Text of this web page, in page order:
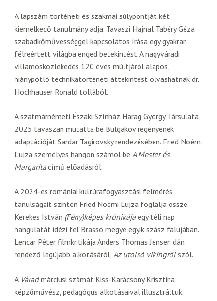
A lapszám történeti és szakmai súlypontját két
kiemelkedő tanulmány adja. Tavaszi Hajnal Tabéry Géza
szabadkőművességgel kapcsolatos írása egy gyakran
félreértett világba enged betekintést. A nagyváradi
villamosközlekedés 120 éves múltjáról alapos,
hiánypótló technikatörténeti áttekintést olvashatnak dr.
Hochhauser Ronald tollából.
A szatmárnémeti Északi Színház Harag György Társulata
2025 tavaszán mutatta be Bulgakov regényének
adaptációját Sardar Tagirovsky rendezésében. Fried Noémi
Lujza személyes hangon számol be A Mester és
Margaritacímű előadásról.
A 2024-es romániai kultúrafogyasztási felmérés
tanulságait szintén Fried Noémi Lujza foglalja össze.
Kerekes István (Fény)képes krónikájaegy téli nap
hangulatát idézi fel Brassó megye egyik szász falujában.
Lencar Péter filmkritikája Anders Thomas Jensen dán
rendező legújabb alkotásáról, Az utolsó vikingrőlszól.
A Váradmárciusi számát Kiss-Karácsony Krisztina
képzőművész, pedagógus alkotásaival illusztráltuk.